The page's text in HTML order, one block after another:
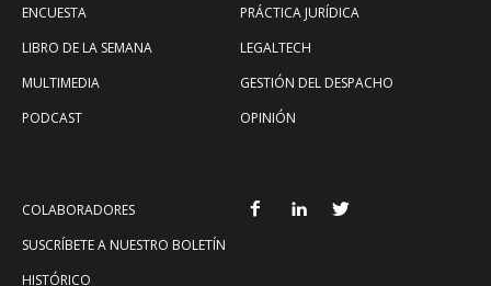
ENCUESTA
LIBRO DE LA SEMANA
MULTIMEDIA
PODCAST
PRÁCTICA JURÍDICA
LEGALTECH
GESTIÓN DEL DESPACHO
OPINIÓN
COLABORADORES
SUSCRÍBETE A NUESTRO BOLETÍN
HISTÓRICO